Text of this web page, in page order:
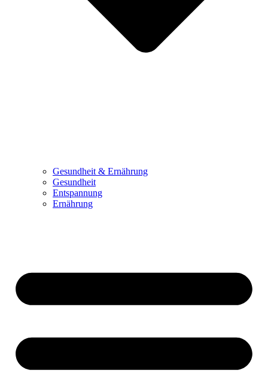
Gesundheit & Ernährung
Gesundheit
Entspannung
Ernährung